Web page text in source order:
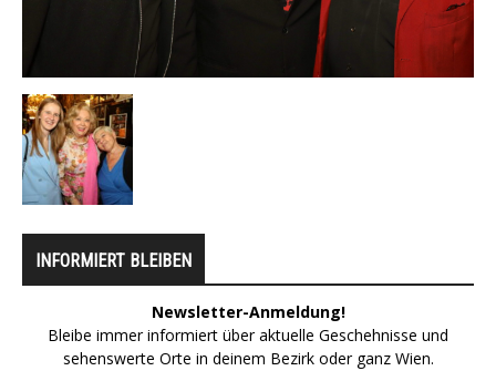
INFORMIERT BLEIBEN
Newsletter-Anmeldung!
Bleibe immer informiert über aktuelle Geschehnisse und
sehenswerte Orte in deinem Bezirk oder ganz Wien.